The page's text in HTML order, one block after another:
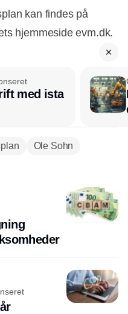
kan findes på
hjemmeside evm.dk.
med ista
Ole Sohn